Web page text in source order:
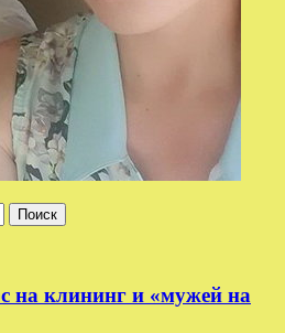
на клининг и «мужей на